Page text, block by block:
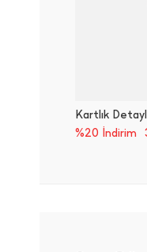
Kartlık
%20 İndirim